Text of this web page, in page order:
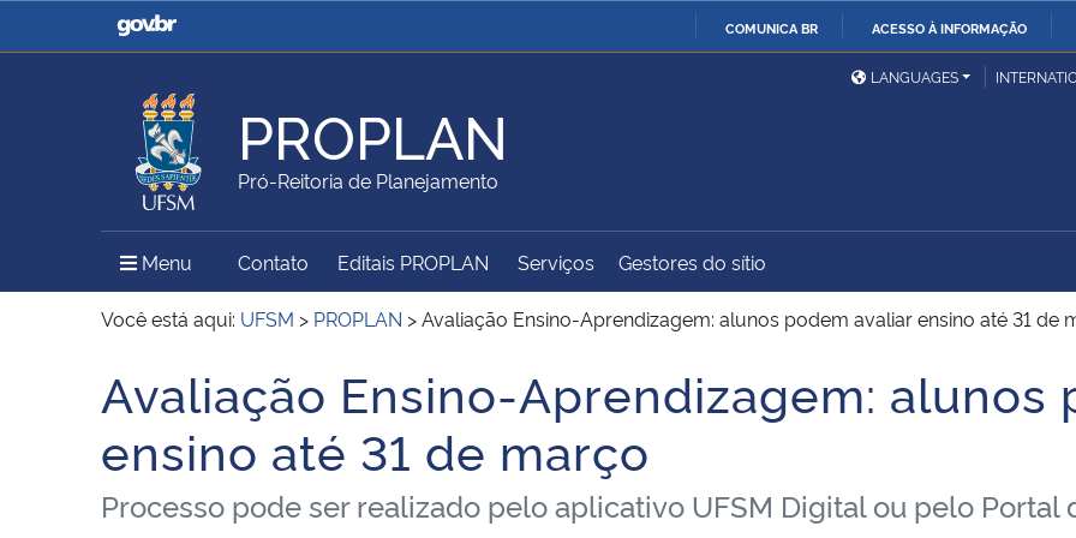
COMUNICA BR ACESSO À INFORMAÇÃO
Casa Civil
Ministério da Justiça e
Ministério da Defesa
Ministério das Relações
Exteriores
Ministério da Agricultura,
Pecuária e Abastecimento
Ministério da Educação
Ministério do Meio Ambiente Ministério do Turismo
Ministério do
Desenvolvimento Regional
União
Secretaria de Governo
Gabinete de Segurança
Institucional
Advocacia-Geral da União Banco Central do Brasil
LANGUAGES
PROPLAN
Pró-Reitoria de Planejamento
Menu Menu Principal do Sítio
Contato Editais PROPLAN Serviços Gestores do sítio
Você está aqui: UFSM > PROPLAN >Avaliação Ensino-Aprendizagem: alunos podem avaliar ensino até 31 de
Início do conteúdo
Avaliação Ensino-Aprendizagem: alunos
ensino até 31 de março
Processo pode ser realizado pelo aplicativo UFSM Digital ou pelo Portal